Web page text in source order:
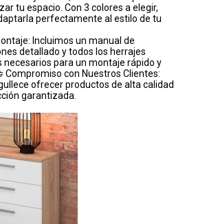
tu espacio. Con 3 colores a elegir,
perfectamente al estilo de tu
Incluimos un manual de
detallado y todos los herrajes
necesarios para un montaje rápido y
Compromiso con Nuestros Clientes:
ofrecer productos de alta calidad
garantizada.